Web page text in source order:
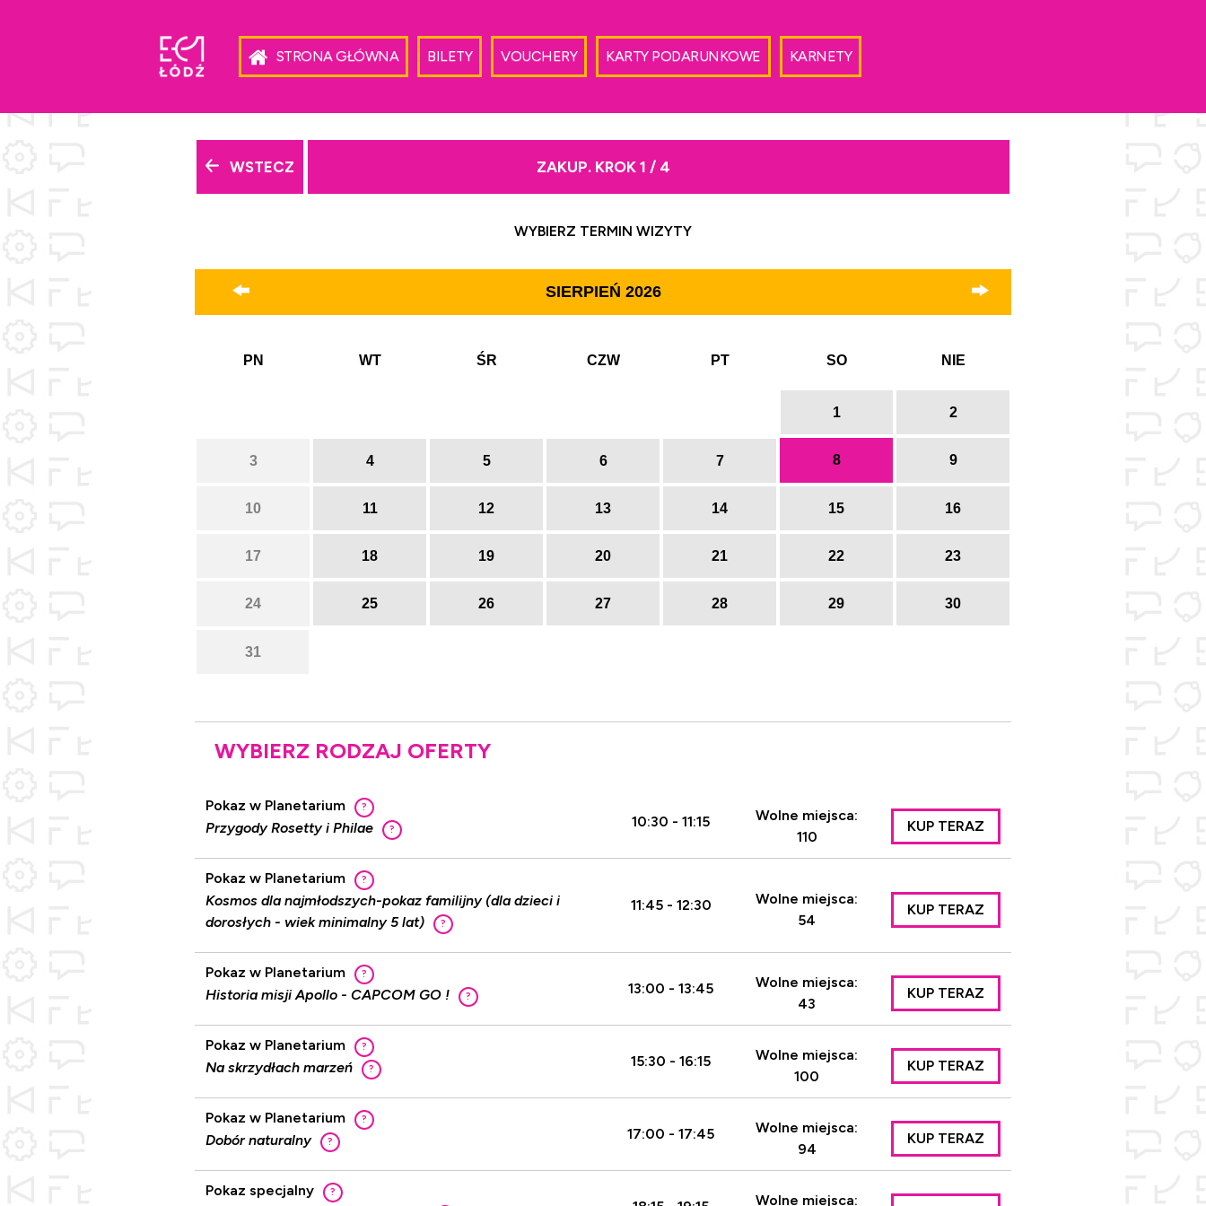
STRONA GŁÓWNA BILETY VOUCHERY KARTY PODARUNKOWE KARNETY
WSTECZ ZAKUP. KROK 1 / 4
WYBIERZ TERMIN WIZYTY
SIERPIEŃ 2026
PN WT ŚR CZW PT SO NIE
1 2
3 4 5 6 7 8 9
10 11 12 13 14 15 16
17 18 19 20 21 22 23
24 25 26 27 28 29 30
31
WYBIERZ RODZAJ OFERTY
Pokaz w Planetarium ?
Przygody Rosetty i Philae ? 10:30 - 11:15
Wolne miejsca:
110
KUP TERAZ
Pokaz w Planetarium ?
Kosmos dla najmłodszych-pokaz familijny (dla dzieci i
dorosłych - wiek minimalny 5 lat)
?
11:45 - 12:30
Wolne miejsca:
54
KUP TERAZ
Pokaz w Planetarium ?
Historia misji Apollo - CAPCOM GO ! ? 13:00 - 13:45
Wolne miejsca:
43
KUP TERAZ
Pokaz w Planetarium ?
Na skrzydłach marzeń ? 15:30 - 16:15
Wolne miejsca:
100
KUP TERAZ
Pokaz w Planetarium ?
Dobór naturalny ? 17:00 - 17:45
Wolne miejsca:
94
KUP TERAZ
Pokaz specjalny ? Wolne miejsca: